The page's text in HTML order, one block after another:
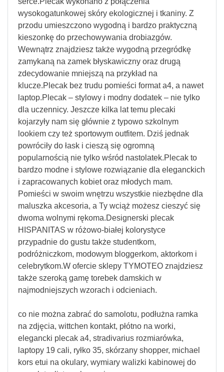
wysokogatunkowej skóry ekologicznej i tkaniny. Z
przodu umieszczono wygodną i bardzo praktyczną
kieszonkę do przechowywania drobiazgów.
Wewnątrz znajdziesz także wygodną przegródkę
zamykaną na zamek błyskawiczny oraz drugą
zdecydowanie mniejszą na przykład na
klucze.Plecak bez trudu pomieści format a4, a nawet
laptop.Plecak – stylowy i modny dodatek – nie tylko
dla uczennicy. Jeszcze kilka lat temu plecaki
kojarzyły nam się głównie z typowo szkolnym
lookiem czy też sportowym outfitem. Dziś jednak
powróciły do łask i cieszą się ogromną
popularnością nie tylko wśród nastolatek.Plecak to
bardzo modne i stylowe rozwiązanie dla eleganckich
i zapracowanych kobiet oraz młodych mam.
Pomieści w swoim wnętrzu wszystkie niezbędne dla
maluszka akcesoria, a Ty wciąż możesz cieszyć się
dwoma wolnymi rękoma.Designerski plecak
HISPANITAS w różowo-białej kolorystyce
przypadnie do gustu także studentkom,
podróżniczkom, modowym bloggerkom, aktorkom i
celebrytkom.W ofercie sklepy TYMOTEO znajdziesz
także szeroką gamę torebek damskich w
najmodniejszych wzorach i odcieniach.
co nie można zabrać do samolotu, podłużna ramka
na zdjęcia, wittchen kontakt, płótno na worki,
elegancki plecak a4, stradivarius rozmiarówka,
laptopy 19 cali, ryłko 35, skórzany shopper, michael
kors etui na okulary, wymiary walizki kabinowej do